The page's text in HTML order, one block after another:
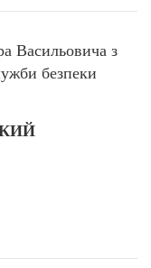
з
безпеки